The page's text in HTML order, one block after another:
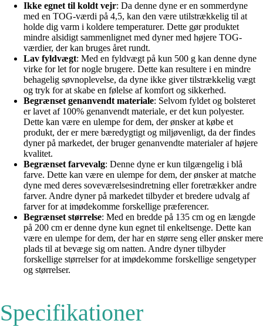
Ikke egnet til koldt vejr: Da denne dyne er en sommerdyne
med en TOG-værdi på 4,5, kan den være utilstrækkelig til at
holde dig varm i koldere temperaturer. Dette gør produktet
mindre alsidigt sammenlignet med dyner med højere TOG-
værdier, der kan bruges året rundt.
Lav fyldvægt: Med en fyldvægt på kun 500 g kan denne dyne
virke for let for nogle brugere. Dette kan resultere i en mindre
behagelig søvnoplevelse, da dyne ikke giver tilstrækkelig vægt
og tryk for at skabe en følelse af komfort og sikkerhed.
Begrænset genanvendt materiale: Selvom fyldet og bolsteret
er lavet af 100% genanvendt materiale, er det kun polyester.
Dette kan være en ulempe for dem, der ønsker at købe et
produkt, der er mere bæredygtigt og miljøvenligt, da der findes
dyner på markedet, der bruger genanvendte materialer af højere
kvalitet.
Begrænset farvevalg: Denne dyne er kun tilgængelig i blå
farve. Dette kan være en ulempe for dem, der ønsker at matche
dyne med deres soveværelsesindretning eller foretrækker andre
farver. Andre dyner på markedet tilbyder et bredere udvalg af
farver for at imødekomme forskellige præferencer.
Begrænset størrelse: Med en bredde på 135 cm og en længde
på 200 cm er denne dyne kun egnet til enkeltsenge. Dette kan
være en ulempe for dem, der har en større seng eller ønsker mere
plads til at bevæge sig om natten. Andre dyner tilbyder
forskellige størrelser for at imødekomme forskellige sengetyper
og størrelser.
Specifikationer